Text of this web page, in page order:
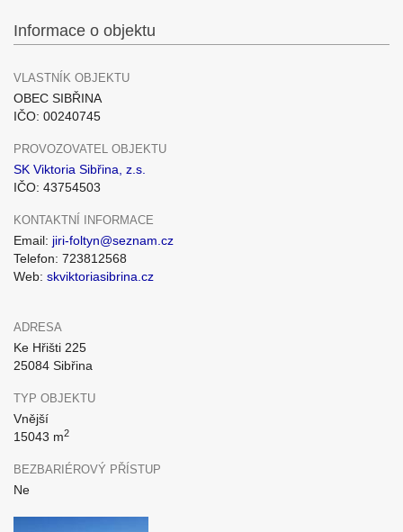
Informace o objektu
VLASTNÍK OBJEKTU
OBEC SIBŘINA
IČO: 00240745
PROVOZOVATEL OBJEKTU
SK Viktoria Sibřina, z.s.
IČO: 43754503
KONTAKTNÍ INFORMACE
Email: jiri-foltyn@seznam.cz
Telefon: 723812568
Web: skviktoriasibrina.cz
ADRESA
Ke Hřišti 225
25084 Sibřina
TYP OBJEKTU
Vnější
15043 m2
BEZBARIÉROVÝ PŘÍSTUP
Ne